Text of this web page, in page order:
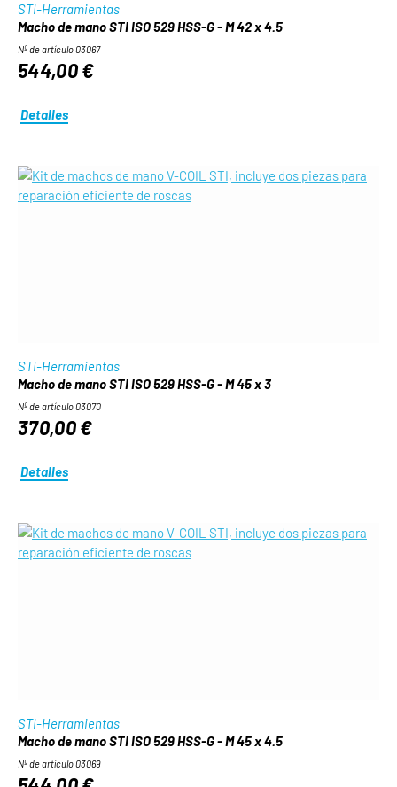
STI-Herramientas
Macho de mano STI ISO 529 HSS-G - M 42 x 4.5
Nº de artículo 03067
544,00 €
Detalles
STI-Herramientas
Macho de mano STI ISO 529 HSS-G - M 45 x 3
Nº de artículo 03070
370,00 €
Detalles
STI-Herramientas
Macho de mano STI ISO 529 HSS-G - M 45 x 4.5
Nº de artículo 03069